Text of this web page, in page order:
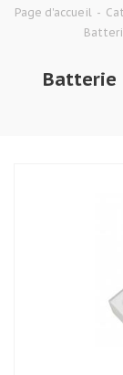
Page d'accueil -
Batterie